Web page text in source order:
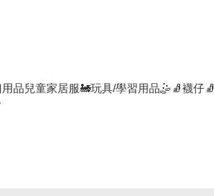
用品兒童家居服🚂玩具/學習用品🤹 🧦襪仔🧦